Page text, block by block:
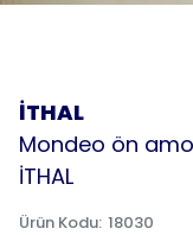
İTHAL
Mondeo ön
İTHAL
Ürün Kodu: 18030